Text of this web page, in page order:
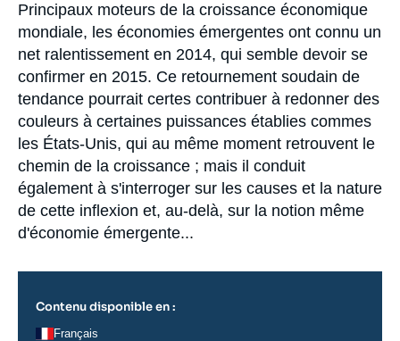
Accroche
Principaux moteurs de la croissance économique
mondiale, les économies émergentes ont connu un
net ralentissement en 2014, qui semble devoir se
confirmer en 2015. Ce retournement soudain de
tendance pourrait certes contribuer à redonner des
couleurs à certaines puissances établies commes
les États-Unis, qui au même moment retrouvent le
chemin de la croissance ; mais il conduit
également à s'interroger sur les causes et la nature
de cette inflexion et, au-delà, sur la notion même
d'économie émergente...
Contenu disponible en :
Français